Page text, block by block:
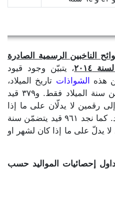
الناخبين الرسمية الصادرة
٢٠١٤
، يتبيّن وجود قيود
هذه
الشواذات تاريخ الميلاد،
حيث نجد ٣٨٩,٢٨١ قيد يتضمّن سنة الميلاد فقط. و٣٧٩ قيد
رقمين لا يدلّان على ما إذا
كانا لشهر او ليوم تاريخ الميلاد. كما نجد ٩٦١ قيد يتضمّن سنة
لا يدلّ على ما إذا كان لشهر او
إحصائيات المواليد حسب